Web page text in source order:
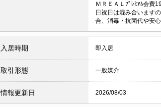
ＭＲＥＡＬﾌﾟﾚﾐｱﾑ会費
日祝日は混み合います
合、消毒・抗菌代や安
入居時期 即入居
取引形態 一般媒介
情報更新日 2026/08/03